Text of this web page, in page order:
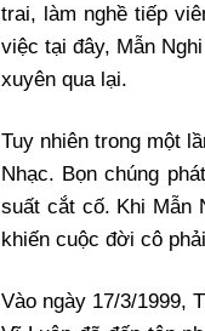
trai, làm nghề tiếp
việc tại đây, Mẫn
xuyên qua lại.
Tuy nhiên trong một
Nhạc. Bọn chúng
suất cắt cố. Khi Mẫn
khiến cuộc đời cô
Vào ngày 17/3/1999,